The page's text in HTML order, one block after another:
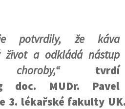
potvrdily, že káva
život a odkládá nástup
tvrdí
doc. MUDr. Pavel
3. lékařské fakulty